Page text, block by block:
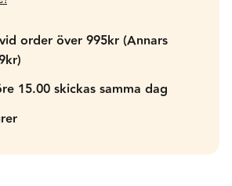
order över 995kr (Annars
15.00 skickas samma dag